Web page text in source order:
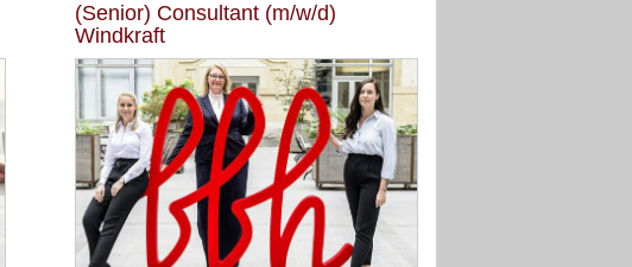
(Senior) Consultant (m/w/d)
Windkraft